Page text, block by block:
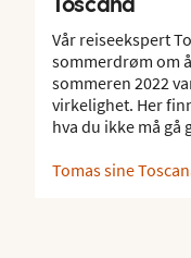
Vår reiseekspert
sommerdrøm om
sommeren 2022
virkelighet. Her
hva du ikke må gå
Tomas sine